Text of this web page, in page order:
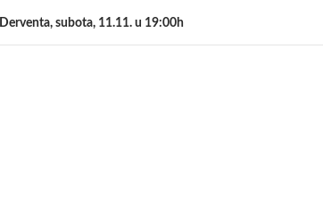
subota, 11.11. u 19:00h